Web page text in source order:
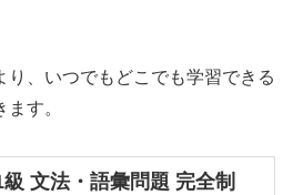
り、いつでもどこでも学習できる
す。
文法・語彙問題 完全制